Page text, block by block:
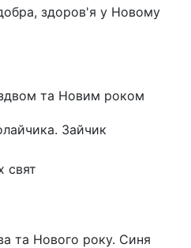
здоров'я у Новому
та Новим роком
Зайчик
свят
та Нового року. Синя